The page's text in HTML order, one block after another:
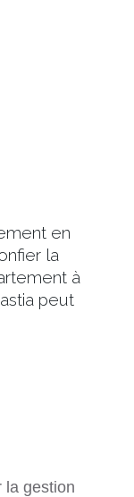
en
la
à
peut
la gestion